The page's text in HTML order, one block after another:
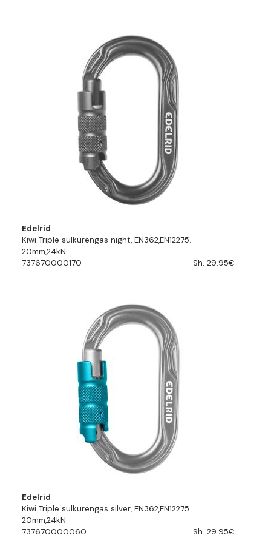
Edelrid
Kiwi Triple sulkurengas night, EN362,EN12275.
20mm,24kN
737670000170
Sh. 29.95€
Edelrid
Kiwi Triple sulkurengas silver, EN362,EN12275.
20mm,24kN
737670000060
Sh. 29.95€